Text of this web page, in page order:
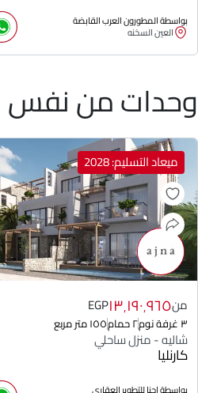
بواسطة المطورون العرب القابضة
العين السخنه
وحدات من نفس
ميعاد التسليم: 2028
من١٣٬١٩٠٬٩٦٥EGP
٣ غرفة نوم ٢ حمام ١٥٥ متر مربع
شاليه - منزل ساحلي
كارنليا
بواسطة اجنا للتطوير العقارى